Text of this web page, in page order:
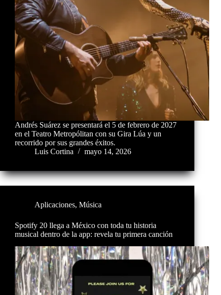
Andrés Suárez se presentará el 5 de febrero de 2027
en el Teatro Metropólitan con su Gira Lúa y un
recorrido por sus grandes éxitos.
Luis Cortina
mayo 14, 2026
Aplicaciones, Música
Spotify 20 llega a México con toda tu historia
musical dentro de la app: revela tu primera canción